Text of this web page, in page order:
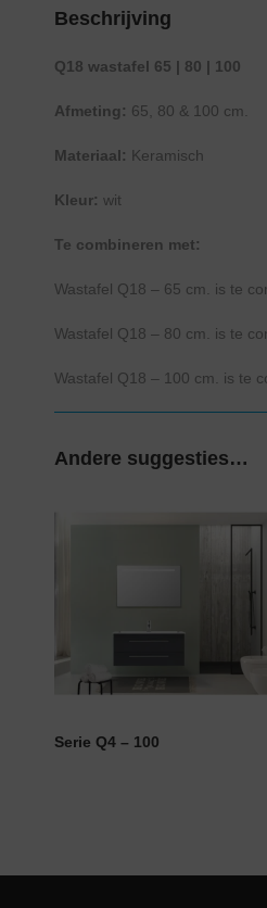
Beschrijving
Q18 wastafel 65 | 80 | 100
Afmeting: 65, 80 & 100 cm.
Materiaal: Keramisch
Kleur: wit
Te combineren met:
Wastafel Q18 – 65 cm. is te
Wastafel Q18 – 80 cm. is te
Wastafel Q18 – 100 cm. is te
Andere suggesties…
Serie Q4 – 100